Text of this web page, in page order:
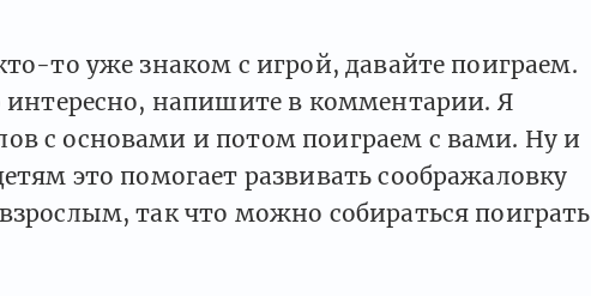
то уже знаком с игрой, давайте поиграем.
интересно, напишите в комментарии. Я
с основами и потом поиграем с вами. Ну и
это помогает развивать соображаловку
так что можно собираться поиграть